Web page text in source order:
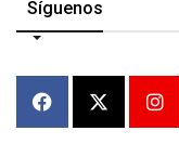
Síguenos